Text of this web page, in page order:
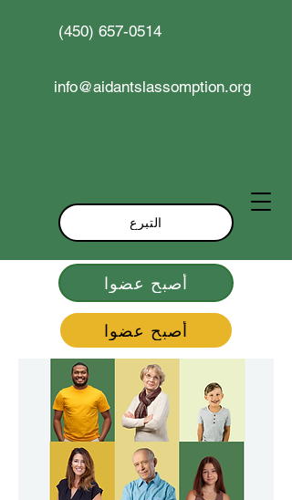
أصبح عضوا
أصبح عضوا
(450) 657-0514
info@aidantslassomption.org
التبرع